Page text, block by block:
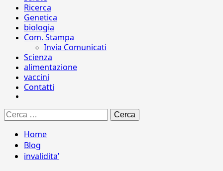
Ricerca
Genetica
biologia
Com. Stampa
Invia Comunicati
Scienza
alimentazione
vaccini
Contatti
Ricerca
per:
Home
Blog
invalidita’